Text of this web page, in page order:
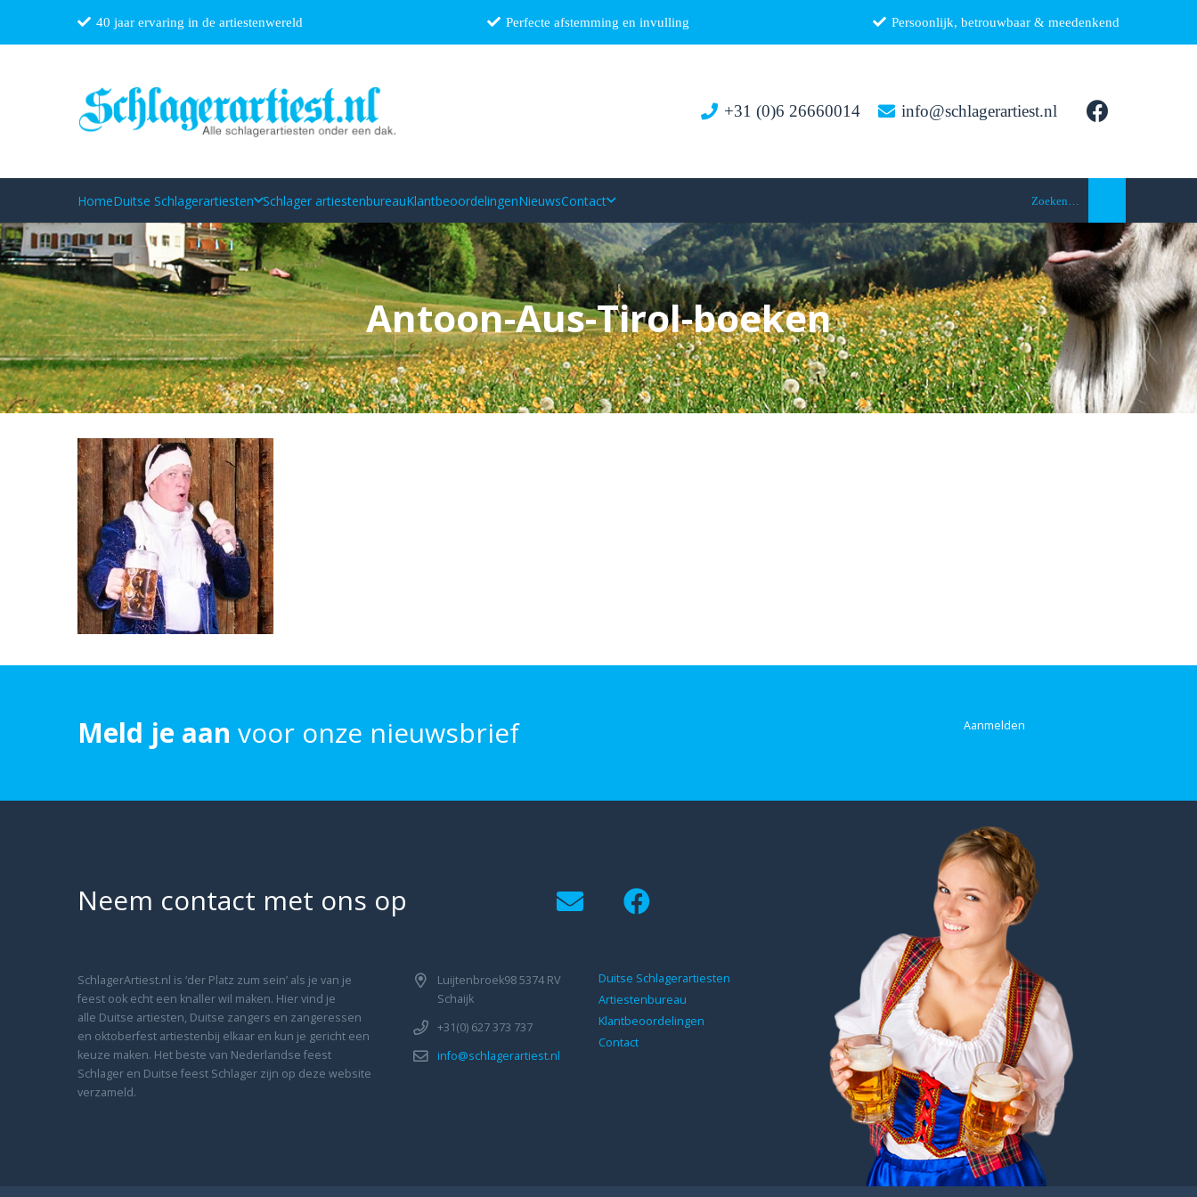
40 jaar ervaring in de artiestenwereld Perfecte afstemming en invulling Persoonlijk, betrouwbaar & meedenkend
+31 (0)6 26660014 info@schlagerartiest.nl
HomeDuitse Schlagerartiesten Schlager artiestenbureauKlantbeoordelingenNieuwsContact Zoeken…
Antoon-Aus-Tirol-boeken
Meld je aan voor onze nieuwsbrief Aanmelden
Neem contact met ons op
SchlagerArtiest.nl is ‘der Platz zum sein’ als je van je
feest ook echt een knaller wil maken. Hier vind je
alle Duitse artiesten, Duitse zangers en zangeressen
en oktoberfest artiestenbij elkaar en kun je gericht een
keuze maken. Het beste van Nederlandse feest
Schlager en Duitse feest Schlager zijn op deze website
verzameld.
Luijtenbroek98 5374 RV
Schaijk
+31(0) 627 373 737
info@schlagerartiest.nl
Duitse Schlagerartiesten
Artiestenbureau
Klantbeoordelingen
Contact